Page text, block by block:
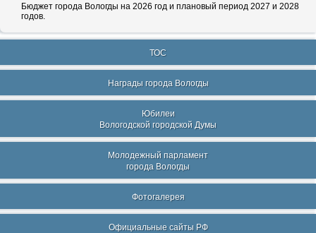
Бюджет города Вологды на 2026 год и плановый период 2027 и 2028
годов.
ТОС
Награды города Вологды
Юбилеи
Вологодской городской Думы
Молодежный парламент
города Вологды
Фотогалерея
Официальные сайты РФ